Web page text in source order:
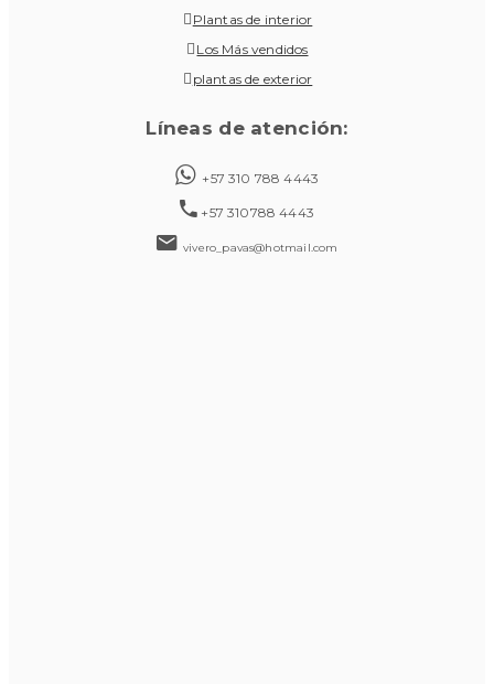
Plantas de interior
Los Más vendidos
plantas de exterior
Líneas de atención:
+57 310 788 4443
+57 310788 4443
vivero_pavas@hotmail.com